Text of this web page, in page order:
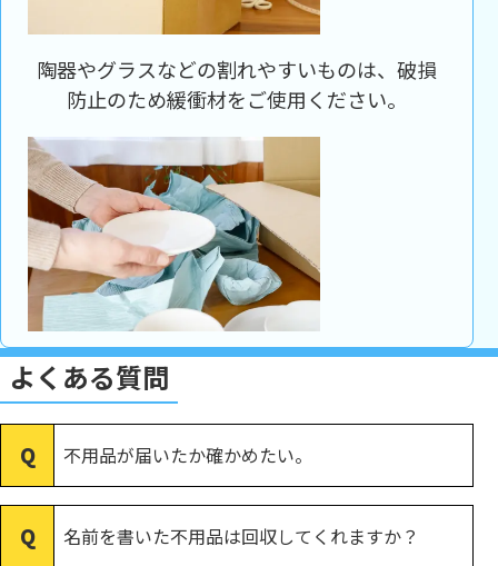
陶器やグラスなどの割れやすいものは、破損
防止のため緩衝材をご使用ください。
よくある質問
不用品が届いたか確かめたい。
名前を書いた不用品は回収してくれますか？